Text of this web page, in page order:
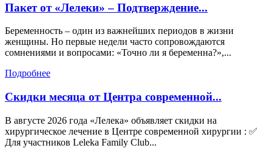
Пакет от «Лелеки» – Подтверждение...
Беременность – один из важнейших периодов в жизни
женщины. Но первые недели часто сопровождаются
сомнениями и вопросами: «Точно ли я беременна?»,...
Подробнее
Скидки месяца от Центра современной...
В августе 2026 года «Лелека» объявляет скидки на
хирургическое лечение в Центре современной хирургии : ✅
Для участников Leleka Family Club...